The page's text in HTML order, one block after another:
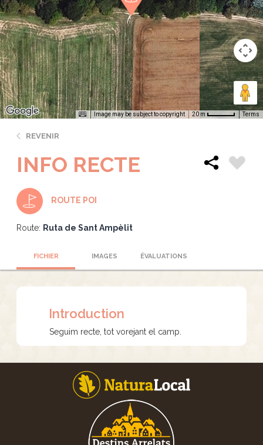
Image may be subject to copyright 20 m Terms
REVENIR
INFO RECTE
ROUTE POI
Route: Ruta de Sant Ampèlit
FICHIER IMAGES ÉVALUATIONS
Introduction
Seguim recte, tot vorejant el camp.